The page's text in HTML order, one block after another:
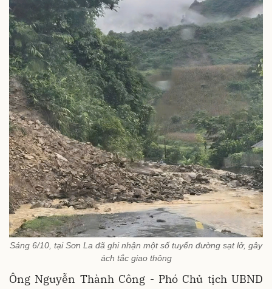
Sáng 6/10, tại Sơn La đã ghi nhận một số tuyến đường sạt lở, gây
ách tắc giao thông
Ông Nguyễn Thành Công - Phó Chủ tịch UBND